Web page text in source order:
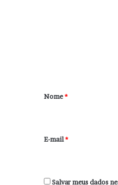
r
*
Nome*
E-mail*
Salvar meus dados